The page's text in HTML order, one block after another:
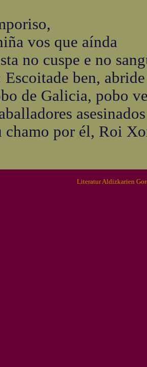
vos que aínda
no cuspe e no
Escoitade ben,
de Galicia, pobo
chamo por él, Roi
Literatur Aldizkarien